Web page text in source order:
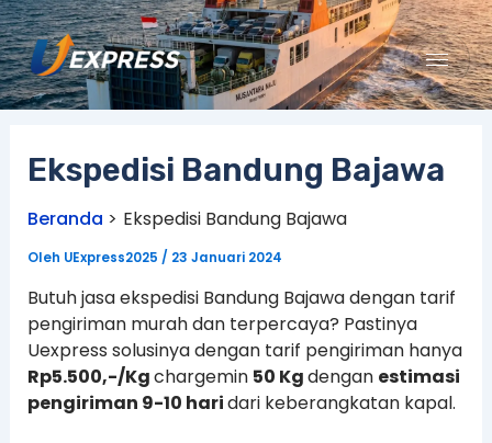
Lewati
ke
konten
Ekspedisi Bandung Bajawa
Beranda Ekspedisi Bandung Bajawa
Oleh UExpress2025 / 23 Januari 2024
Butuh jasa ekspedisi Bandung Bajawa dengan tarif
pengiriman murah dan terpercaya? Pastinya
Uexpress solusinya dengan tarif pengiriman hanya
Rp5.500,-/Kgchargemin 50 Kgdengan estimasi
pengiriman 9-10 haridari keberangkatan kapal.